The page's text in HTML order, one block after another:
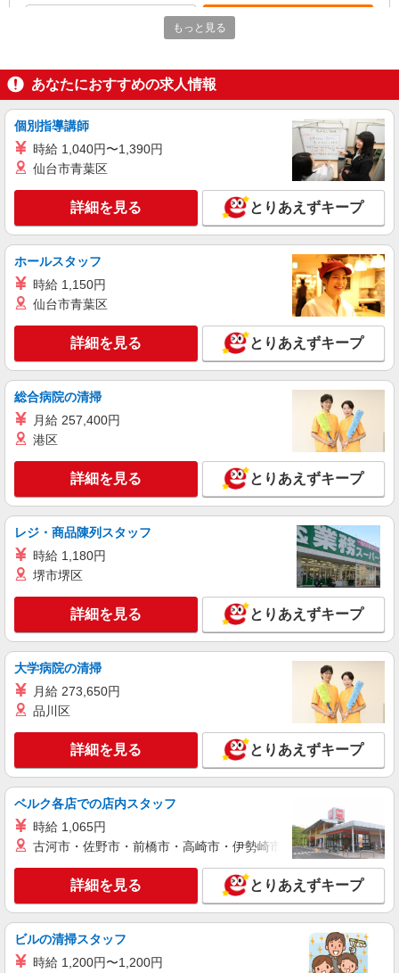
ィブ支給(規定有) ★月2回払い・週払い可能（規程
有）★ ゜・。○。・゜+゜・。○。・゜+゜
SBモバイルサービス株式会社
イベントPRスタッフ（受付・ご案内）
時給：1,850円 ※評価により昇給あり ※残業
＝251,600円 ※交通費全額支給（公共交通機関利
る範囲のSoftBankショップやショッピングモール
などのイベント会場でご勤務いただきます。 ※勤
務先は担当するイベント会場により異なります
が、いずれもご自宅から通勤可能な範囲で決定し
ます。 ※※転居を伴う転勤はありません。
キープ 詳細を見る
正社員
ソフトバンクオリエントパーク安積店
ソフトバンクショップの携帯販売スタッフ
月給 210,567円 〜 256,438円 固定残業代:
27,177円 〜 33,098円（20時間相当） ＊時間外手
当は時間外労働の有無にかかわらず、固定残業代
として支給し、相当時間を超える時間外労働分は
法定どおり追加で支給します。 試用期間あり 3ヶ
円 〜 256438 円
■ソフトバンクオリエントパーク安積店 福島県
郡山市 久留米5丁目 203‐1
キープ 詳細を見る
ソフトバンク郡山桑野店
【店長職】ソフトバンクショップの携帯販売ス
タッフ
月給 290,000円 〜 390,000円 固定残業代:
38,500円 〜 51,800円（20時間相当） ＊時間外手
当は時間外労働の有無にかかわらず、固定残業代
として支給し、 相当時間を超える時間外労働は法
定通り追加で支給します。固定残業代の金額は月
給に応じ設定します 試用期間あり 2ヶ月 ※経験・
390000 円
■ソフトバンク郡山桑野店 福島県 郡山市 桑野
キープ 詳細を見る
正社員
ソフトバンク八山田店
ソフトバンクショップの携帯販売スタッフ
月給 220,000円 〜 390,000円 固定残業代:
29,300円 〜 51,800円（20時間相当） ＊時間外手
当は時間外労働の有無にかかわらず、固定残業代
として支給し、 相当時間を超える時間外労働は法
定通り追加で支給します。固定残業代の金額は月
給に応じ設定します 試用期間あり 2ヶ月 ※経験・
390000 円
■ソフトバンク八山田店 福島県 郡山市 八山田
西1丁目 122
キープ 詳細を見る
ソフトバンク新さくら通り店
ソフトバンクショップの携帯販売スタッフ
月給 183,000円 〜 320,000円 試用期間あり 3
ヶ月 月給25万円以上 ※経験・能力による 【試用
期間】月給 183000 円 〜 320000 円
■ソフトバンク新さくら通り店 福島県 郡山市
もっと見る
あなたにおすすめの求人情報
個別指導講師
時給 1,040円〜1,390円
仙台市青葉区
詳細を見る とりあえずキープ
ホールスタッフ
時給 1,150円
仙台市青葉区
詳細を見る とりあえずキープ
総合病院の清掃
月給 257,400円
港区
詳細を見る とりあえずキープ
レジ・商品陳列スタッフ
時給 1,180円
堺市堺区
詳細を見る とりあえずキープ
大学病院の清掃
月給 273,650円
品川区
詳細を見る とりあえずキープ
ベルク各店での店内スタッフ
時給 1,065円
古河市・佐野市・前橋市・高崎市・伊勢崎市・太田市・館林市
詳細を見る とりあえずキープ
ビルの清掃スタッフ
時給 1,200円〜1,200円